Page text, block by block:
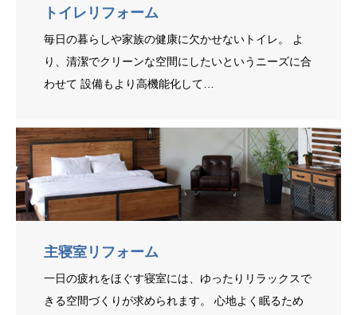
トイレリフォーム
毎日の暮らしや家族の健康に欠かせないトイレ。 よ
り、清潔でクリーンな空間にしたいというニーズに合
わせて 設備もより高機能化して…
主寝室リフォーム
一日の疲れをほぐす寝室には、ゆったりリラックスで
きる空間づくりが求められます。 心地よく眠るため